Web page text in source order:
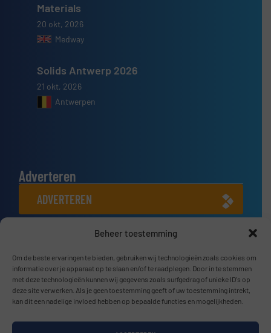
Beheer toestemming
Om de beste ervaringen te bieden, gebruiken wij technologieën zoals cookies om
informatie over je apparaat op te slaan en/of te raadplegen. Door in te stemmen
met deze technologieën kunnen wij gegevens zoals surfgedrag of unieke ID's op
deze site verwerken. Als je geen toestemming geeft of uw toestemming intrekt,
kan dit een nadelige invloed hebben op bepaalde functies en mogelijkheden.
Materials
20 okt, 2026
Medway
Solids Antwerp 2026
21 okt, 2026
Antwerpen
Adverteren
ADVERTEREN
Connect met ons
LINKEDIN
SCHRIJF JE NU IN